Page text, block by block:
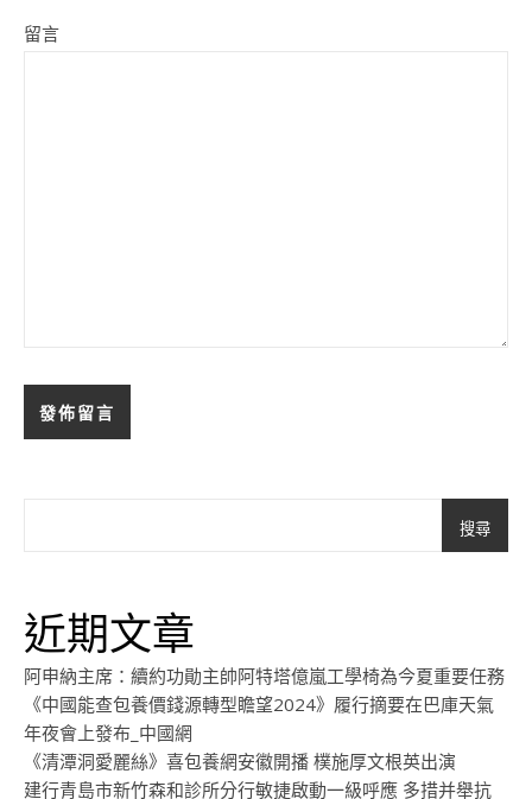
留言
搜尋
近期文章
阿申納主席：續約功勛主帥阿特塔億嵐工學椅為今夏重要任務
《中國能查包養價錢源轉型瞻望2024》履行摘要在巴庫天氣
年夜會上發布_中國網
《清潭洞愛麗絲》喜包養網安徽開播 樸施厚文根英出演
建行青島市新竹森和診所分行敏捷啟動一級呼應 多措并舉抗